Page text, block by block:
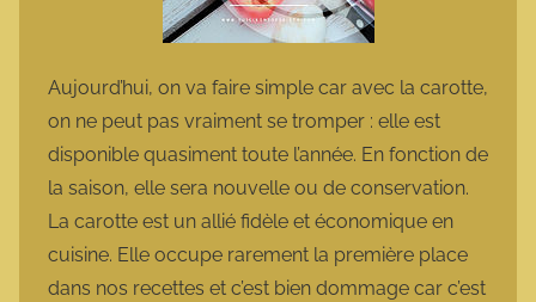
Aujourd’hui, on va faire simple car avec la carotte,
on ne peut pas vraiment se tromper : elle est
disponible quasiment toute l’année. En fonction de
la saison, elle sera nouvelle ou de conservation.
La carotte est un allié fidèle et économique en
cuisine. Elle occupe rarement la première place
dans nos recettes et c’est bien dommage car c’est